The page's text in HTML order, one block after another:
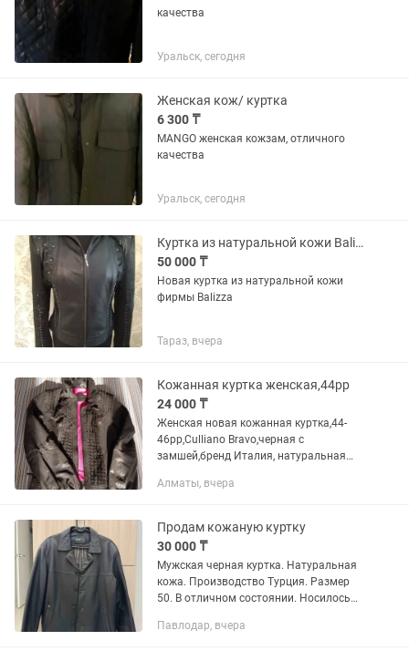
качества
Уральск, сегодня
Женская кож/ куртка
6 300 ₸
MANGO женская кожзам, отличного
качества
Уральск, сегодня
Куртка из натуральной кожи Balizza
50 000 ₸
Новая куртка из натуральной кожи
фирмы Balizza
Тараз, вчера
Кожанная куртка женская,44рр
24 000 ₸
Женская новая кожанная куртка,44-
46рр,Culliano Bravo,черная с
замшей,бренд Италия, натуральная
плотная,сидит отлично.одевала 1
Алматы, вчера
Продам кожаную куртку
30 000 ₸
Мужская черная куртка. Натуральная
кожа. Производство Турция. Размер
50. В отличном состоянии. Носилось
Павлодар, вчера